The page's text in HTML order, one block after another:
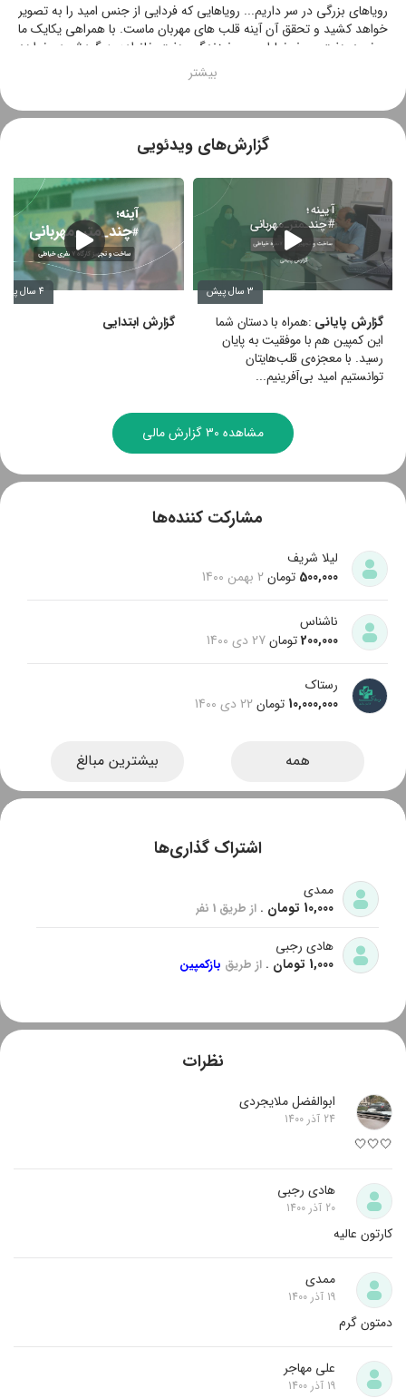
رویاهای بزرگی در سر داریم... رویاهایی که فردایی از جنس امید را به تصویر
خواهد کشید و تحقق آن آینه قلب های مهربان ماست. با همراهی یکایک ما
و خرید هفت چرخ خیاطی، چرخ زندگی هفت خانواده به گردش در خواهد
آمد و رویاهایشان به واقعیت بدل می گردد. در کنار هم چند متر مهربانی
خواهیم دوخت، برای روزهایی پر از عشق، که وسعتی به اندازه‌ قلب‌هایی
گزارش‌های ویدئویی
3 سال پیش
گزارش پایانی :همراه با دستان شما
این کمپین هم با موفقیت به پایان
رسید. با معجزه‌ی قلب‌هایتان
توانستیم امید بی‌آفرینیم...
4 سال پیش
گزارش ابتدایی
مشاهده 30 گزارش مالی
مشارکت کننده‌ها
لیلا شریف
500,000 تومان2 بهمن 1400
ناشناس
200,000تومان27 دی 1400
رستاک
10,000,000 تومان22 دی 1400
همه بیشترین مبالغ
اشتراک‌ گذاری‌ها
ممدی
10,000 تومان
. از طریق 1 نفر
هادی رجبی
1,000 تومان
. از طریق بازکمپین
نظرات
ابوالفضل ملایجردی
24 آذر 1400
🤍🤍🤍
هادی رجبی
20 آذر 1400
کارتون عالیه
ممدی
19 آذر 1400
دمتون گرم
علی مهاجر
19 آذر 1400